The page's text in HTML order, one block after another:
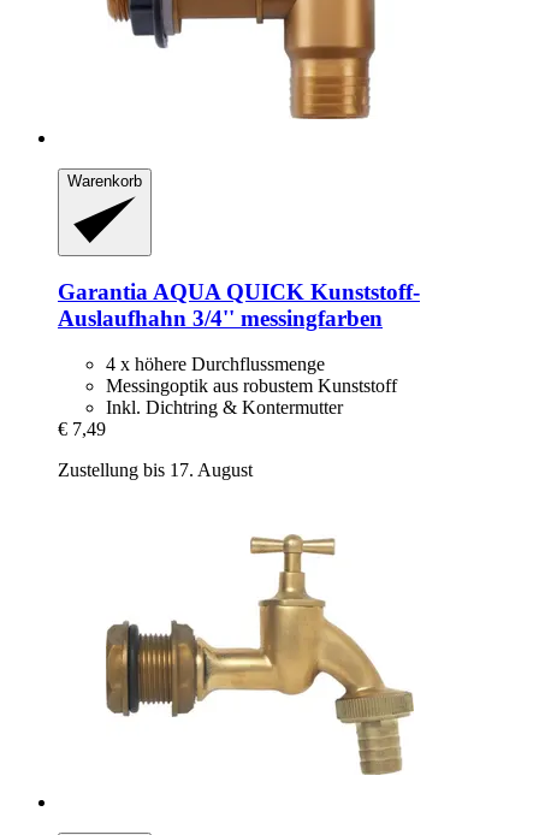
Warenkorb
Garantia AQUA QUICK Kunststoff-​
Auslaufhahn 3/4'' messingfarben
4 x höhere Durchflussmenge
Messingoptik aus robustem Kunststoff
Inkl. Dichtring & Kontermutter
€ 7,49
Zustellung bis 17. August